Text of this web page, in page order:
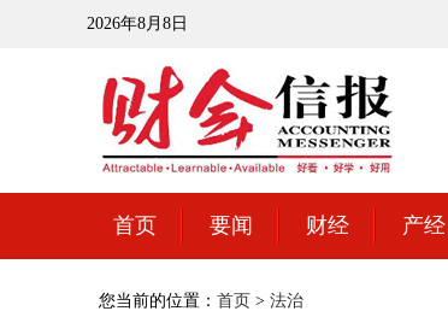
2026年8月8日
首页 要闻 财经 产经
您当前的位置： 首页 > 法治